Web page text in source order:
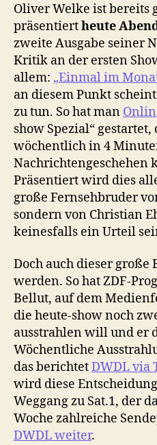
Oliver Welke ist bereits
präsentiertheute
zweite Ausgabe seiner
Kritik an der ersten
allem: „Einmal im
an diesem Punkt
zu tun. So hat man
show Spezial“ gestartet,
wöchentlich in 4
Nachrichtengeschehen
Präsentiert wird dies
große Fernsehbruder
sondern von Christian
keinesfalls ein Urteil
Doch auch dieser große
werden. So hat ZDF-
Bellut, auf dem
die heute-show noch
ausstrahlen will und er
Wöchentliche
das berichtetDWDL via
wird diese
Weggang zu Sat.1, der
Woche zahlreiche
DWDL weiter.